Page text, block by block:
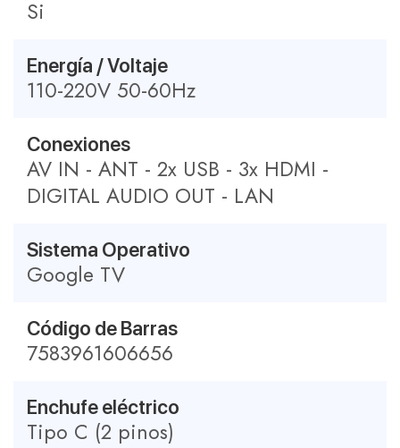
Si
Energía / Voltaje
110-220V 50-60Hz
Conexiones
AV IN - ANT - 2x USB - 3x HDMI -
DIGITAL AUDIO OUT - LAN
Sistema Operativo
Google TV
Código de Barras
7583961606656
Enchufe eléctrico
Tipo C (2 pinos)